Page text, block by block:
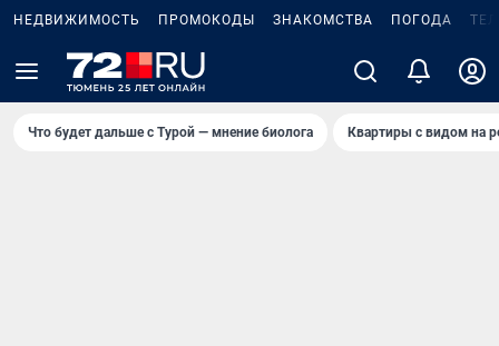
НЕДВИЖИМОСТЬ ПРОМОКОДЫ ЗНАКОМСТВА ПОГОДА
Что будет дальше с Турой — мнение биолога Квартиры с видом на